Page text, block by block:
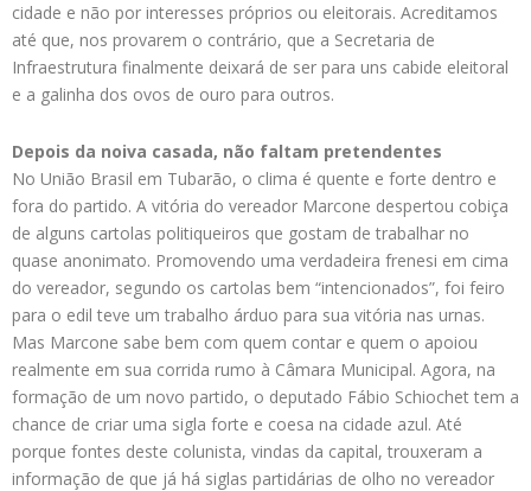
cidade e não por interesses próprios ou eleitorais. Acreditamos
até que, nos provarem o contrário, que a Secretaria de
Infraestrutura finalmente deixará de ser para uns cabide eleitoral
e a galinha dos ovos de ouro para outros.
Depois da noiva casada, não faltam pretendentes
No União Brasil em Tubarão, o clima é quente e forte dentro e
fora do partido. A vitória do vereador Marcone despertou cobiça
de alguns cartolas politiqueiros que gostam de trabalhar no
quase anonimato. Promovendo uma verdadeira frenesi em cima
do vereador, segundo os cartolas bem “intencionados”, foi feiro
para o edil teve um trabalho árduo para sua vitória nas urnas.
Mas Marcone sabe bem com quem contar e quem o apoiou
realmente em sua corrida rumo à Câmara Municipal. Agora, na
formação de um novo partido, o deputado Fábio Schiochet tem a
chance de criar uma sigla forte e coesa na cidade azul. Até
porque fontes deste colunista, vindas da capital, trouxeram a
informação de que já há siglas partidárias de olho no vereador